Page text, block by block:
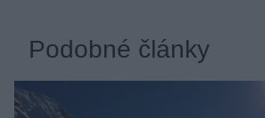
Podobné články